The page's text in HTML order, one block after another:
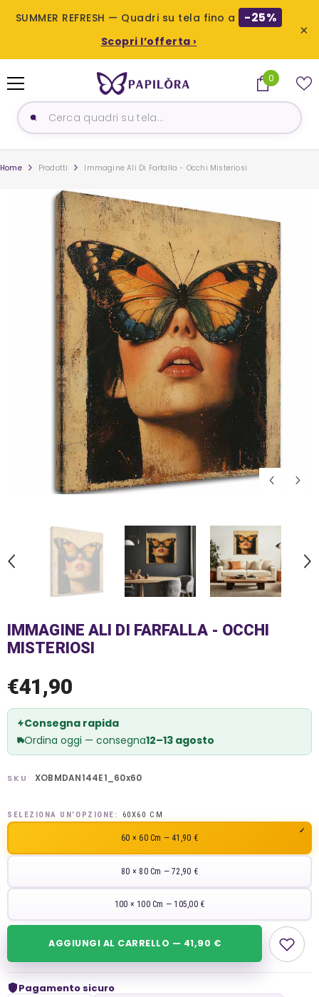
SUMMER REFRESH — Quadri su tela fino a -25%
Scopri l’offerta ›
×
0
0
prodotti
Home Prodotti Immagine Ali Di Farfalla - Occhi Misteriosi
IMMAGINE ALI DI FARFALLA - OCCHI
MISTERIOSI
€41,90
Consegna rapida
Ordina oggi — consegna12–13 agosto
SKU XOBMDAN144E1_60x60
SELEZIONA UN’OPZIONE: 60X60 CM
60 × 60 Cm — 41,90 €
80 × 80 Cm — 72,90 €
100 × 100 Cm — 105,00 €
AGGIUNGI AL CARRELLO — 41,90 €
Pagamento sicuro